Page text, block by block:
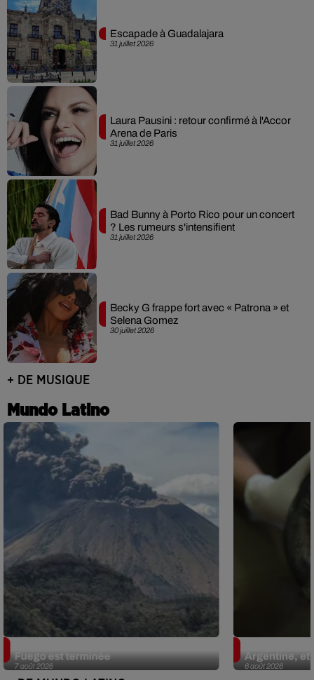
31 juillet 2026
Escapade à Guadalajara
31 juillet 2026
Laura Pausini : retour confirmé à l'Accor
Arena de Paris
31 juillet 2026
Bad Bunny à Porto Rico pour un concert
? Les rumeurs s'intensifient
30 juillet 2026
Becky G frappe fort avec « Patrona » et
Selena Gomez
+ DE MUSIQUE
Mundo Latino
7 août 2026
Fuego est terminée
6 août 2026
Argentine, et